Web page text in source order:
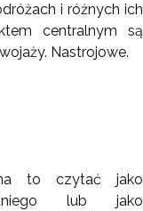
i różnych ich
centralnym są
Nastrojowe.
to czytać jako
lub jako